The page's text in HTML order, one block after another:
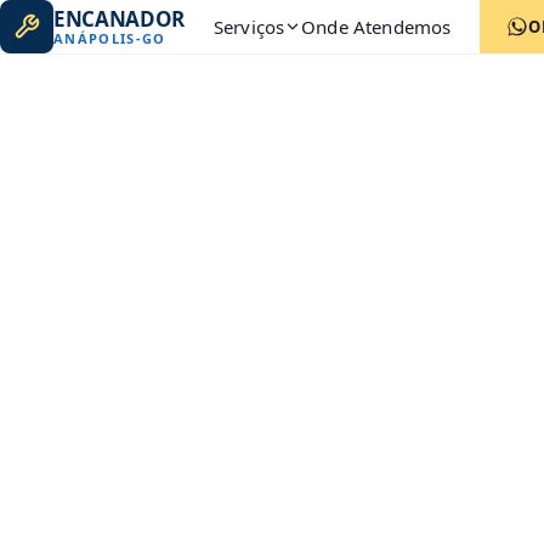
ENCANADOR
ANÁPOLIS-GO Serviços Onde Atendemos